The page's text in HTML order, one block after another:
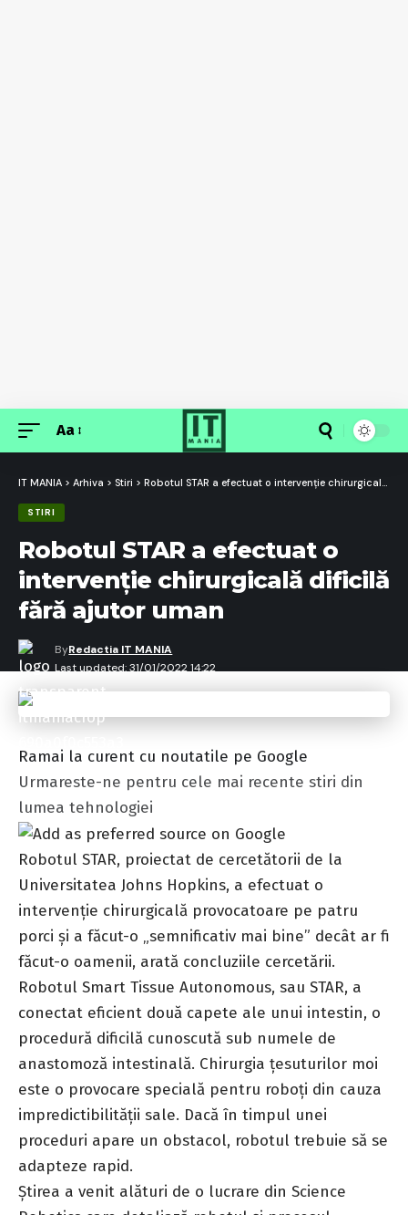
Font
Aa
IT MANIA > Arhiva > Stiri > Robotul STAR a efectuat o intervenție chirurgicală dificilă fără ajutor uman
STIRI
Robotul STAR a efectuat o
intervenție chirurgicală dificilă
fără ajutor uman
Last updated: 31/01/2022 14:22
ByRedactia IT MANIA
Ramai la curent cu noutatile pe Google
Urmareste-ne pentru cele mai recente stiri din
lumea tehnologiei
Robotul STAR, proiectat de cercetătorii de la
Universitatea Johns Hopkins, a efectuat o
intervenție chirurgicală provocatoare pe patru
porci și a făcut-o „semnificativ mai bine” decât ar fi
făcut-o oamenii, arată concluziile cercetării.
Robotul Smart Tissue Autonomous, sau STAR, a
conectat eficient două capete ale unui intestin, o
procedură dificilă cunoscută sub numele de
anastomoză intestinală. Chirurgia țesuturilor moi
este o provocare specială pentru roboți din cauza
impredictibilității sale. Dacă în timpul unei
proceduri apare un obstacol, robotul trebuie să se
adapteze rapid.
Știrea a venit alături de o lucrare din Science